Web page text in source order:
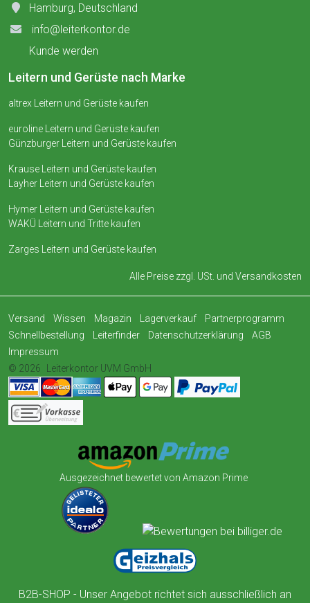
Hamburg, Deutschland
info@leiterkontor.de
Kunde werden
Leitern und Gerüste nach Marke
altrex Leitern und Gerüste kaufen
euroline Leitern und Gerüste kaufen
Günzburger Leitern und Gerüste kaufen
Krause Leitern und Gerüste kaufen
Layher Leitern und Gerüste kaufen
Hymer Leitern und Gerüste kaufen
WAKÜ Leitern und Tritte kaufen
Zarges Leitern und Gerüste kaufen
Alle Preise zzgl. USt. und Versandkosten
Versand Wissen Magazin Lagerverkauf
Partnerprogramm
Schnellbestellung
Leiterfinder Datenschutzerklärung
AGB
Impressum
© 2026
Leiterkontor UVM GmbH
Ausgezeichnet bewertet von Amazon Prime
B2B-SHOP - Unser Angebot richtet sich ausschließlich an